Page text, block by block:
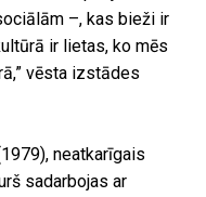
–, kas bieži ir
ir lietas, ko mēs
vēsta izstādes
neatkarīgais
sadarbojas ar